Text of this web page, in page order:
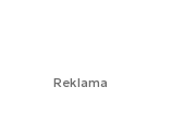
Reklama